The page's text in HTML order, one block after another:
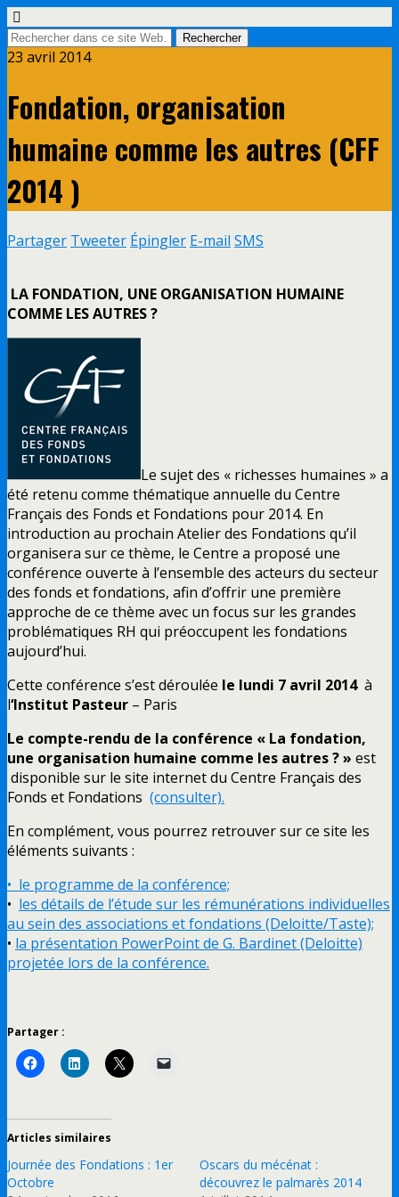
23 avril 2014
Fondation, organisation
humaine comme les autres (CFF
2014 )
Partager Tweeter Épingler E-mail SMS
LA FONDATION, UNE ORGANISATION HUMAINE
COMME LES AUTRES ?
Le sujet des « richesses humaines » a
été retenu comme thématique annuelle du Centre
Français des Fonds et Fondations pour 2014. En
introduction au prochain Atelier des Fondations qu’il
organisera sur ce thème, le Centre a proposé une
conférence ouverte à l’ensemble des acteurs du secteur
des fonds et fondations, afin d’offrir une première
approche de ce thème avec un focus sur les grandes
problématiques RH qui préoccupent les fondations
aujourd’hui.
Cette conférence s’est déroulée le lundi 7 avril 2014 à
l‘Institut Pasteur – Paris
Le compte-rendu de la conférence « La fondation,
une organisation humaine comme les autres ? » est
disponible sur le site internet du Centre Français des
Fonds et Fondations (consulter).
En complément, vous pourrez retrouver sur ce site les
éléments suivants :
• le programme de la conférence;
• les détails de l’étude sur les rémunérations individuelles
au sein des associations et fondations (Deloitte/Taste);
• la présentation PowerPoint de G. Bardinet (Deloitte)
projetée lors de la conférence.
Partager :
Articles similaires
Journée des Fondations : 1er
Octobre
Oscars du mécénat :
découvrez le palmarès 2014